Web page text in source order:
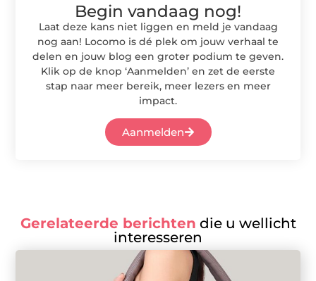
Begin vandaag nog!
Laat deze kans niet liggen en meld je vandaag
nog aan! Locomo is dé plek om jouw verhaal te
delen en jouw blog een groter podium te geven.
Klik op de knop ‘Aanmelden’ en zet de eerste
stap naar meer bereik, meer lezers en meer
impact.
Aanmelden
Gerelateerde berichten die u wellicht
interesseren